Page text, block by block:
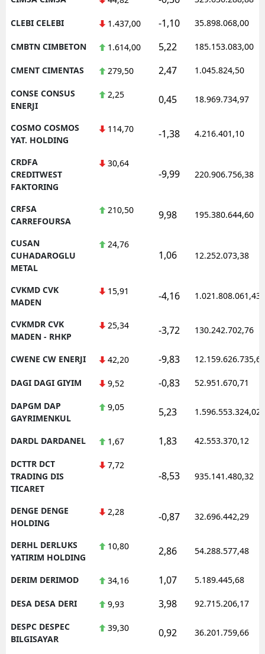
CLEBI CELEBI 1.437,00 -1,10 35.898.068,00
CMBTN CIMBETON 1.614,00 5,22 185.153.083,00
CMENT CIMENTAS 279,50 2,47 1.045.824,50
CONSE CONSUS
ENERJI
2,25 0,45 18.969.734,97
COSMO COSMOS
YAT. HOLDING
114,70 -1,38 4.216.401,10
CRDFA
CREDITWEST
FAKTORING
30,64
-9,99 220.906.756,38
CRFSA
CARREFOURSA
210,50 9,98 195.380.644,60
CUSAN
CUHADAROGLU
METAL
24,76
1,06 12.252.073,38
CVKMD CVK
MADEN
15,91 -4,16 1.021.808.061,43
CVKMDR CVK
MADEN - RHKP
25,34 -3,72 130.242.702,76
CWENE CW ENERJI 42,20 -9,83 12.159.626.735,62
DAGI DAGI GIYIM 9,52 -0,83 52.951.670,71
DAPGM DAP
GAYRIMENKUL
9,05 5,23 1.596.553.324,02
DARDL DARDANEL 1,67 1,83 42.553.370,12
DCTTR DCT
TRADING DIS
TICARET
7,72
-8,53 935.141.480,32
DENGE DENGE
HOLDING
2,28 -0,87 32.696.442,29
DERHL DERLUKS
YATIRIM HOLDING
10,80 2,86 54.288.577,48
DERIM DERIMOD 34,16 1,07 5.189.445,68
DESA DESA DERI 9,93 3,98 92.715.206,17
DESPC DESPEC
BILGISAYAR
39,30 0,92 36.201.759,66